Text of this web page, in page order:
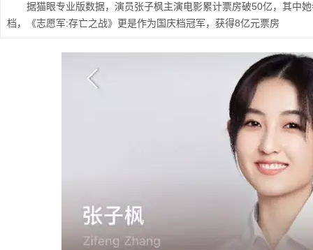
据猫眼专业版数据，演员张子枫主演电影累计票房破50亿，其中
档，《志愿军:存亡之战》更是作为国庆档冠军，获得8亿元票房